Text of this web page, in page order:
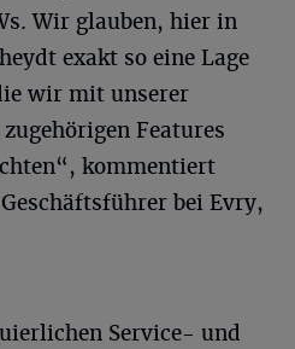
Wir glauben, hier in
exakt so eine Lage
wir mit unserer
Features
kommentiert
bei Evry,
Service- und